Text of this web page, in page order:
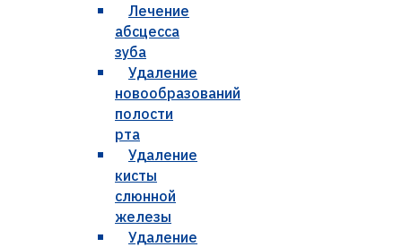
Лечение
абсцесса
зуба
Удаление
новообразований
полости
рта
Удаление
кисты
слюнной
железы
Удаление